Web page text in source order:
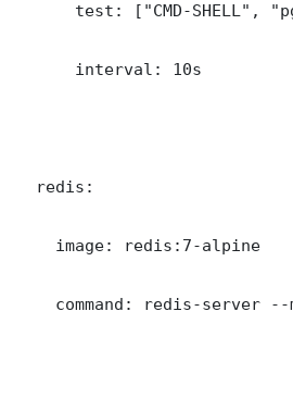
test: ["CMD-SHELL",
      interval: 10s
  redis:
    image: redis:7-alpine
command: redis-server